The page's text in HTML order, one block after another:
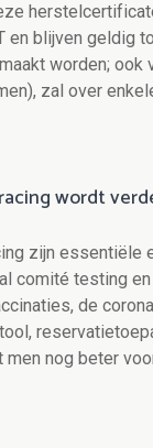
blijven geldig
worden;
zal over
wordt
zijn essentiële
comité testing
de
nog beter